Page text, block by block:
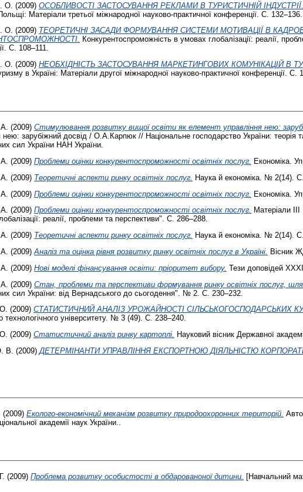
О. (2009) ОСОБЛИВОСТІ ЗАСТОСУВАННЯ РЕКЛАМИ В ТУРИСТИЧНІЙ ІНДУСТРІЇ.
Матеріали третьої міжнародної науково-практичної конференції. С. 132–136.
О. (2009) ТЕОРЕТИЧНІ ЗАСАДИ ФОРМУВАННЯ СИСТЕМИ МОТИВАЦІЇ В
Конкурентоспроможність в умовах глобалізації: реалії,
С. 108–111.
О. (2009) НЕОБХІДНІСТЬ ЗАСТОСУВАННЯ МАРКЕТИНГОВИХ КОМУНІКАЦІЙ В
в Україні: Матеріали другої міжнародної науково-практичної конференції. С.
(2009) Стимулювання розвитку вищої освіти як елемент управління нею:
нею: зарубіжний досвід / О.А.Карпюк // Національне господарство України:
сил України НАН України.
(2009) Проблеми оцінки конкурентоспроможності освітніх послуг. Економіка.
(2009) Теоретичні аспекти ринку освітніх послуг.
Наука й економіка. № 2(14).
(2009) Проблеми оцінки конкурентоспроможності освітніх послуг. Економіка.
(2009) Проблеми оцінки конкурентоспроможності освітніх послуг. Матеріали
реалії, проблеми та перспективи". С. 286–288.
(2009) Теоретичні аспекти ринку освітніх послуг. Наука й економіка. № 2(14).
(2009)Аналіз та оцінка рівня розвитку ринку освітніх послуг в Україні. Вісник
(2009) Нові моделі фінансування освіти: пріоритет вибору. Тези доповідей
(2009) Стан, проблеми та перспективи формування ринку освітніх послуг,
сил України: від Вернадського до сьогодення". № 2. С. 230–232.
(2009) СТАТИСТИЧНИЙ АНАЛІЗ УРОЖАЙНОСТІ СІЛЬСЬКОГОСПОДАРСЬКИХ
технологічного університету. № 3 (49). С. 238–240.
(2009) Статистичний аналіз ринку картоплі. Науковий вісник Державної
В. (2009)ДЕТЕРМІНАНТИ УПРАВЛІННЯ ЕКСПОРТНОЮ ДІЯЛЬНІСТЮ
(2009) Еколого-економічний механізм розвитку природоохоронних територій.
академії наук України..
(2009) Проблема розвитку особистості в обдарованоної дитини. [Навчальний